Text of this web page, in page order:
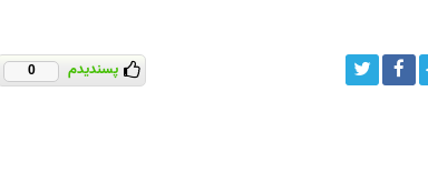
پسندیدم 0